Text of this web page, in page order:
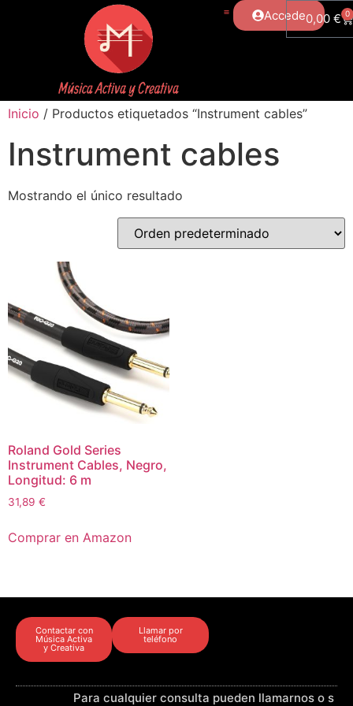
Accede0,00 € 0
Inicio / Productos etiquetados “Instrument cables”
Instrument cables
Mostrando el único resultado
Roland Gold Series
Instrument Cables, Negro,
Longitud: 6 m
31,89 €
Comprar en Amazon
Contactar con
Música Activa
y Creativa
Llamar por
teléfono
Para cualquier consulta pueden llamarnos o s